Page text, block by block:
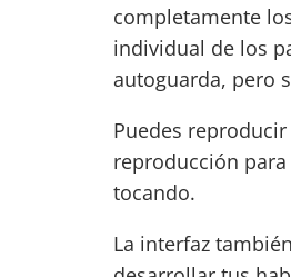
completamente
individual de los
autoguarda, pero
Puedes
reproducción
tocando.
La interfaz